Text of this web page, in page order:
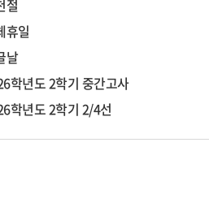
절
휴일
날
학년도 2학기 중간고사
학년도 2학기 2/4선